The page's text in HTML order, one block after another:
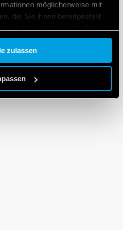
möglicherweise mit
die Sie ihnen bereitgestellt
zulassen